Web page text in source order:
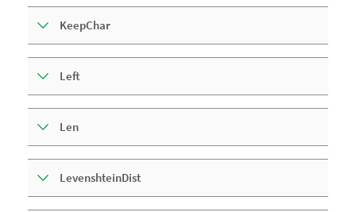
KeepChar
Left
Len
LevenshteinDist